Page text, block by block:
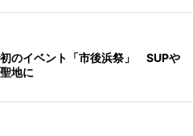
のイベント「市後浜祭」 SUPや
地に